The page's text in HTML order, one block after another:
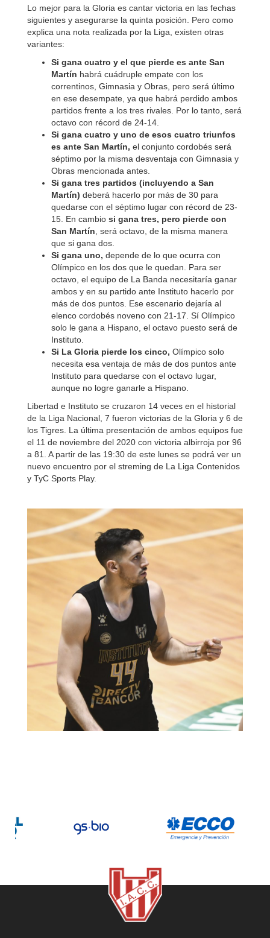
Lo mejor para la Gloria es cantar victoria en las fechas
siguientes y asegurarse la quinta posición. Pero como
explica una nota realizada por la Liga, existen otras
variantes:
Si gana cuatro y el que pierde es ante San
Martín habrá cuádruple empate con los
correntinos, Gimnasia y Obras, pero será último
en ese desempate, ya que habrá perdido ambos
partidos frente a los tres rivales. Por lo tanto, será
octavo con récord de 24-14.
Si gana cuatro y uno de esos cuatro triunfos
es ante San Martín, el conjunto cordobés será
séptimo por la misma desventaja con Gimnasia y
Obras mencionada antes.
Si gana tres partidos (incluyendo a San
Martín) deberá hacerlo por más de 30 para
quedarse con el séptimo lugar con récord de 23-
15. En cambio si gana tres, pero pierde con
San Martín , será octavo, de la misma manera
que si gana dos.
Si gana uno, depende de lo que ocurra con
Olímpico en los dos que le quedan. Para ser
octavo, el equipo de La Banda necesitaría ganar
ambos y en su partido ante Instituto hacerlo por
más de dos puntos. Ese escenario dejaría al
elenco cordobés noveno con 21-17. Sí Olímpico
solo le gana a Hispano, el octavo puesto será de
Instituto.
Si La Gloria pierde los cinco, Olímpico solo
necesita esa ventaja de más de dos puntos ante
Instituto para quedarse con el octavo lugar,
aunque no logre ganarle a Hispano.
Libertad e Instituto se cruzaron 14 veces en el historial
de la Liga Nacional, 7 fueron victorias de la Gloria y 6 de
los Tigres. La última presentación de ambos equipos fue
el 11 de noviembre del 2020 con victoria albirroja por 96
a 81. A partir de las 19:30 de este lunes se podrá ver un
nuevo encuentro por el streming de La Liga Contenidos
y TyC Sports Play.